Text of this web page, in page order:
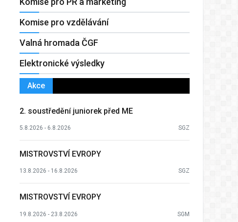
Komise pro vzdělávání
Valná hromada ČGF
Elektronické výsledky
Akce
2. soustředění juniorek před ME
5.8.2026 - 6.8.2026 SGZ
MISTROVSTVÍ EVROPY
13.8.2026 - 16.8.2026 SGZ
MISTROVSTVÍ EVROPY
19.8.2026 - 23.8.2026 SGM